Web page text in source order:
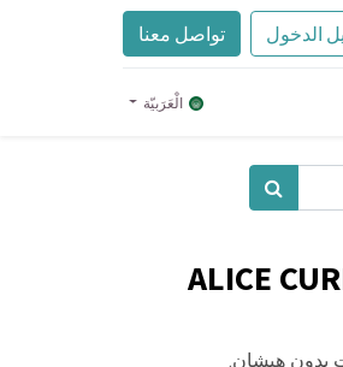
الدخول تواصل معنا
الْعَرَبيّة
ALICE